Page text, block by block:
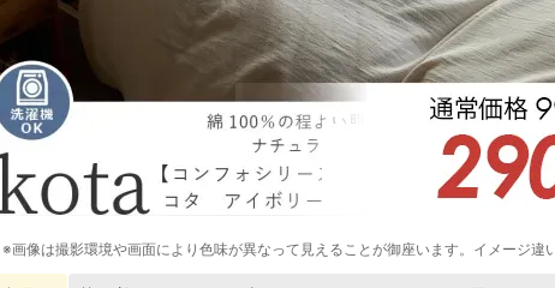
※画像は撮影環境や画面により色味が異なって見えることが御座います。イメージ違